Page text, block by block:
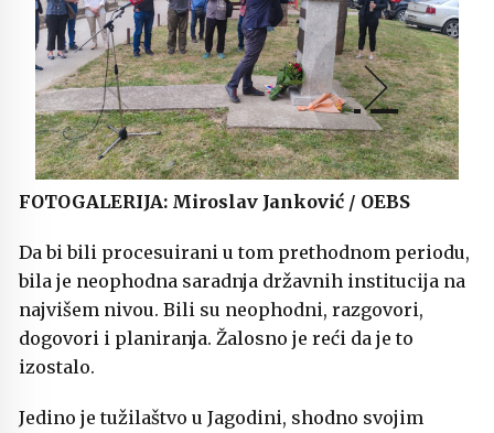
FOTOGALERIJA: Miroslav Janković / OEBS
Da bi bili procesuirani u tom prethodnom periodu,
bila je neophodna saradnja državnih institucija na
najvišem nivou. Bili su neophodni, razgovori,
dogovori i planiranja. Žalosno je reći da je to
izostalo.
Jedino je tužilaštvo u Jagodini, shodno svojim